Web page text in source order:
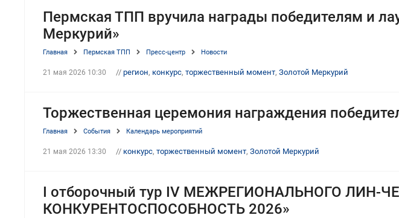
Пермская ТПП вручила награды победителям и
Меркурий»
Главная Пермская ТПП Пресс-центр Новости
21 мая 2026 10:30 // регион, конкурс, торжественный момент, Золотой Меркурий
Торжественная церемония награждения
Главная События Календарь мероприятий
21 мая 2026 13:30 // конкурс, торжественный момент, Золотой Меркурий
I отборочный тур IV МЕЖРЕГИОНАЛЬНОГО ЛИН-
КОНКУРЕНТОСПОСОБНОСТЬ 2026»